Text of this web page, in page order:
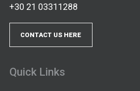
+30 21 03311288
CONTACT US HERE
Quick Links